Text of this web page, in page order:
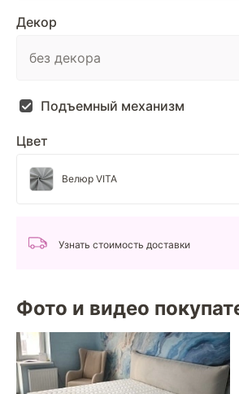
Декор
Подъемный механизм
Цвет
Велюр VITA
Узнать стоимость доставки
Фото и видео